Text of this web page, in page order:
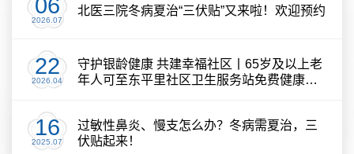
06
2026.07
北医三院冬病夏治“三伏贴”又来啦！欢迎预约
22
2026.04
守护银龄健康 共建幸福社区丨65岁及以上老
年人可至东平里社区卫生服务站免费健康体
16
2025.07
过敏性鼻炎、慢支怎么办？冬病需夏治，三
伏贴起来！